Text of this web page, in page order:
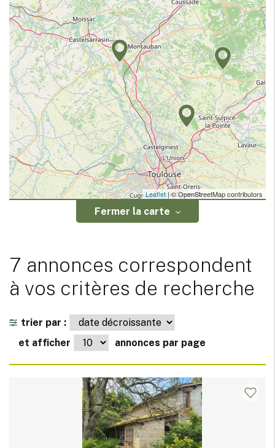
Leaflet| © OpenStreetMap contributors
Fermer la carte
7 annonces correspondent
à vos critères de recherche
trier par :
et afficher
annonces par page